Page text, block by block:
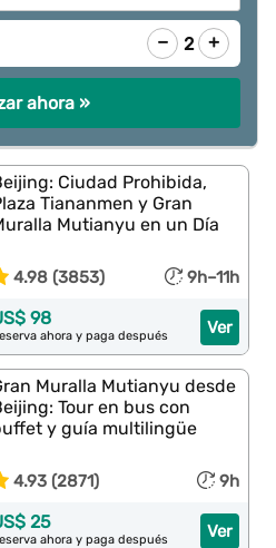
− 2 +
ahora »
Ciudad Prohibida,
Tiananmen y Gran
Mutianyu en un Día
4.98 (3853) 9h–11h
Ver
98
ahora y paga después
Muralla Mutianyu desde
Tour en bus con
y guía multilingüe
4.93 (2871) 9h
Ver
25
ahora y paga después